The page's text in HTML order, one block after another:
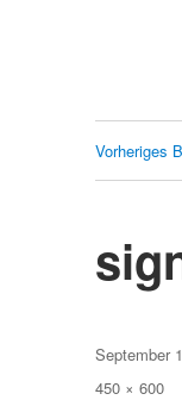
Vorheriges
am
September
Volle
450 × 600